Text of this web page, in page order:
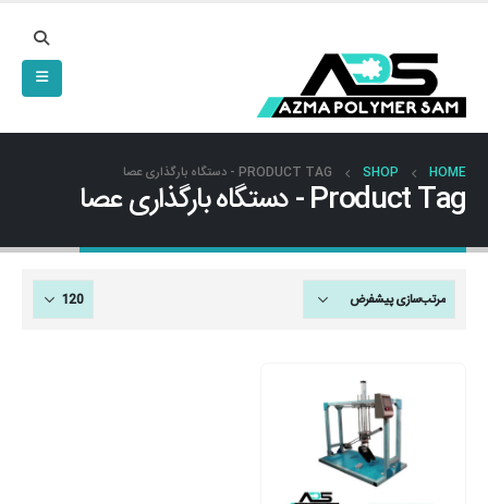
HOME
SHOP
PRODUCT TAG - دستگاه بارگذاری عصا
Product Tag - دستگاه بارگذاری عصا